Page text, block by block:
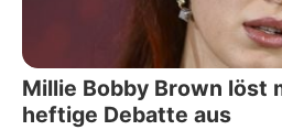
Millie Bobby Brown löst
heftige Debatte aus